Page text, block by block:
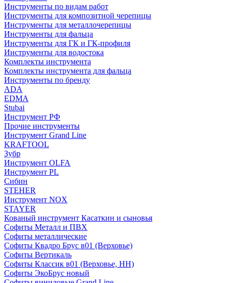
Инструменты по видам работ
Инструменты для композитной черепицы
Инструменты для металлочерепицы
Инструменты для фальца
Инструменты для ГК и ГК-профиля
Инструменты для водостока
Комплекты инструмента
Комплекты инструмента для фальца
Инструменты по бренду
ADA
EDMA
Stubai
Инструмент РФ
Прочие инструменты
Инструмент Grand Line
KRAFTOOL
Зубр
Инструмент OLFA
Инструмент PL
Сибин
STEHER
Инструмент NOX
STAYER
Кованый инструмент Касаткин и сыновья
Софиты Металл и ПВХ
Софиты металлические
Софиты Квадро Брус в01 (Верховье)
Софиты Вертикаль
Софиты Классик в01 (Верховье, НН)
Софиты ЭкоБрус новый